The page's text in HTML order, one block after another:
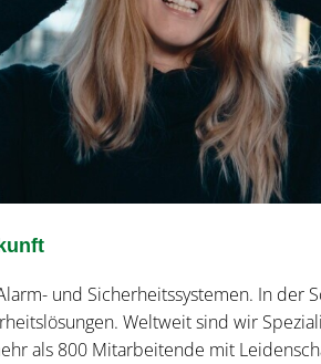
und Sicherheitssystemen. In der
Weltweit sind wir
als 800 Mitarbeitende mit